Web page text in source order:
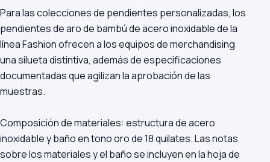
Para las colecciones de pendientes personalizadas, los
pendientes de aro de bambú de acero inoxidable de la
línea Fashion ofrecen a los equipos de merchandising
una silueta distintiva, además de especificaciones
documentadas que agilizan la aprobación de las
muestras.
Composición de materiales: estructura de acero
inoxidable y baño en tono oro de 18 quilates. Las notas
sobre los materiales y el baño se incluyen en la hoja de